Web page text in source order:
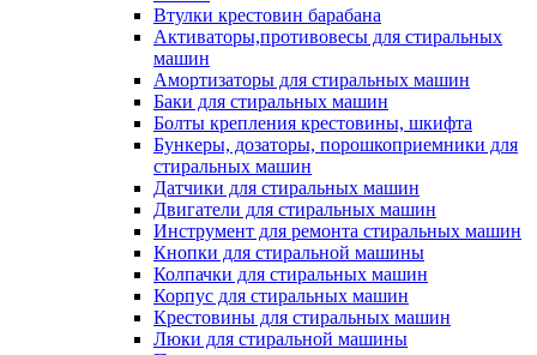
Втулки крестовин барабана
Активаторы,противовесы для стиральных
машин
Амортизаторы для стиральных машин
Баки для стиральных машин
Болты крепления крестовины, шкифта
Бункеры, дозаторы, порошкоприемники для
стиральных машин
Датчики для стиральных машин
Двигатели для стиральных машин
Инструмент для ремонта стиральных машин
Кнопки для стиральной машины
Колпачки для стиральных машин
Корпус для стиральных машин
Крестовины для стиральных машин
Люки для стиральной машины